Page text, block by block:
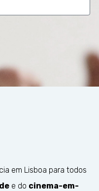
em Lisboa para todos
e do cinema-em-